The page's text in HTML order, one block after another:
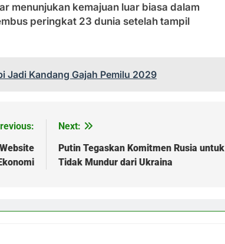
menunjukan kemajuan luar biasa dalam
peringkat 23 dunia setelah tampil
Jadi Kandang Gajah Pemilu 2029
Next:
Putin Tegaskan Komitmen Rusia untuk
Tidak Mundur dari Ukraina